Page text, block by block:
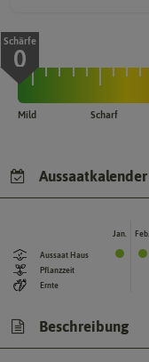
Schärfe
0
Mild Scharf
Aussaatkalender
Aussaat Haus
Pflanzzeit
Ernte
Jan. Feb.
Beschreibung